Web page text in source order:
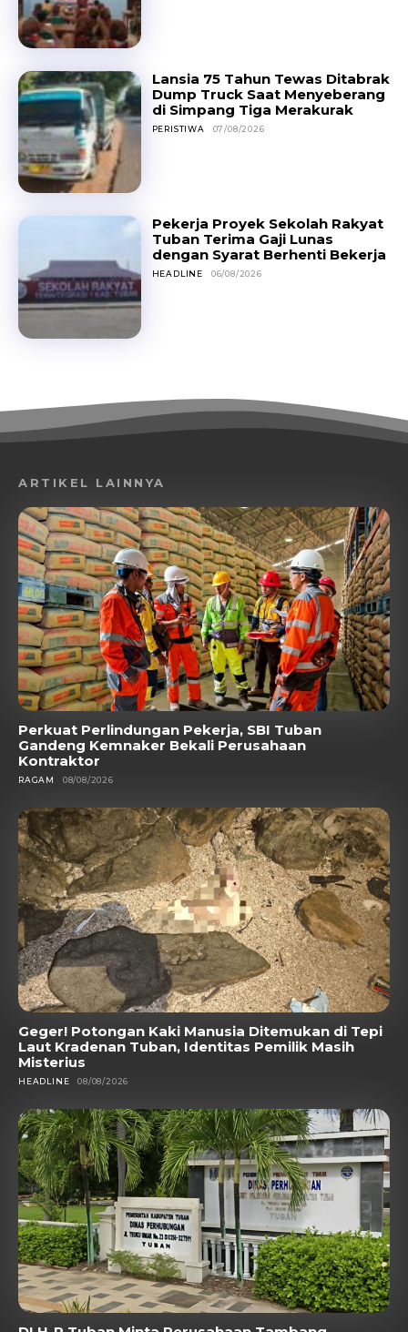
Lansia 75 Tahun Tewas Ditabrak
Dump Truck Saat Menyeberang
di Simpang Tiga Merakurak
PERISTIWA 07/08/2026
Pekerja Proyek Sekolah Rakyat
Tuban Terima Gaji Lunas
dengan Syarat Berhenti Bekerja
HEADLINE 06/08/2026
ARTIKEL LAINNYA
Perkuat Perlindungan Pekerja, SBI Tuban
Gandeng Kemnaker Bekali Perusahaan
Kontraktor
RAGAM 08/08/2026
Geger! Potongan Kaki Manusia Ditemukan di Tepi
Laut Kradenan Tuban, Identitas Pemilik Masih
Misterius
HEADLINE 08/08/2026